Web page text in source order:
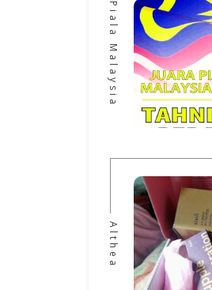
Piala Malaysia
Althea